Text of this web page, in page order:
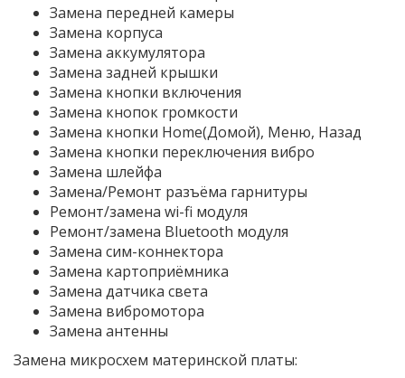
Замена передней камеры
Замена корпуса
Замена аккумулятора
Замена задней крышки
Замена кнопки включения
Замена кнопок громкости
Замена кнопки Home(Домой), Меню, Назад
Замена кнопки переключения вибро
Замена шлейфа
Замена/Ремонт разъёма гарнитуры
Ремонт/замена wi-fi модуля
Ремонт/замена Bluetooth модуля
Замена сим-коннектора
Замена картоприёмника
Замена датчика света
Замена вибромотора
Замена антенны
Замена микросхем материнской платы: